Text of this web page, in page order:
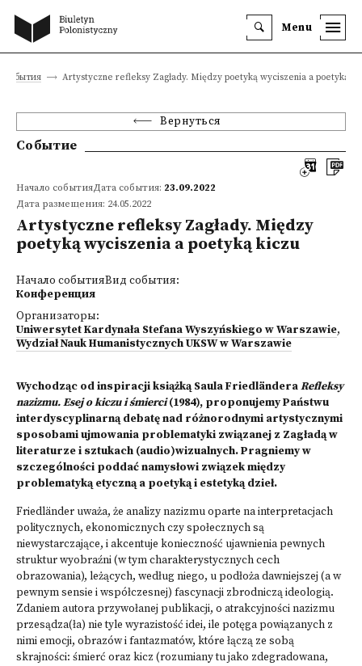
Menu
События Artystyczne refleksy Zagłady. Między poetyką wyciszenia a poetyką
Вернуться
Событие
Начало событияДата события: 23.09.2022
Дата размещения: 24.05.2022
Artystyczne refleksy Zagłady. Między
poetyką wyciszenia a poetyką kiczu
Начало событияВид события:
Конференция
Организаторы:
Uniwersytet Kardynała Stefana Wyszyńskiego w Warszawie,
Wydział Nauk Humanistycznych UKSW w Warszawie
Wychodząc od inspiracji książką Saula FriedländeraRefleksy
nazizmu. Esej o kiczu i śmierci(1984), proponujemy Państwu
interdyscyplinarną debatę nad różnorodnymi artystycznymi
sposobami ujmowania problematyki związanej z Zagładą w
literaturze i sztukach (audio)wizualnych. Pragniemy w
szczególności poddać namysłowi związek między
problematyką etyczną a poetyką i estetyką dzieł.
Friedländer uważa, że analizy nazizmu oparte na interpretacjach
politycznych, ekonomicznych czy społecznych są
niewystarczające, i akcentuje konieczność ujawnienia pewnych
struktur wyobraźni (w tym charakterystycznych cech
obrazowania), leżących, według niego, u podłoża dawniejszej (a w
pewnym sensie i współczesnej) fascynacji zbrodniczą ideologią.
Zdaniem autora przywołanej publikacji, o atrakcyjności nazizmu
przesądza(ła) nie tyle wyrazistość idei, ile potęga powiązanych z
nimi emocji, obrazów i fantazmatów, które łączą ze sobą
skrajności: śmierć oraz kicz (rozumiany tu jako zdegradowana,